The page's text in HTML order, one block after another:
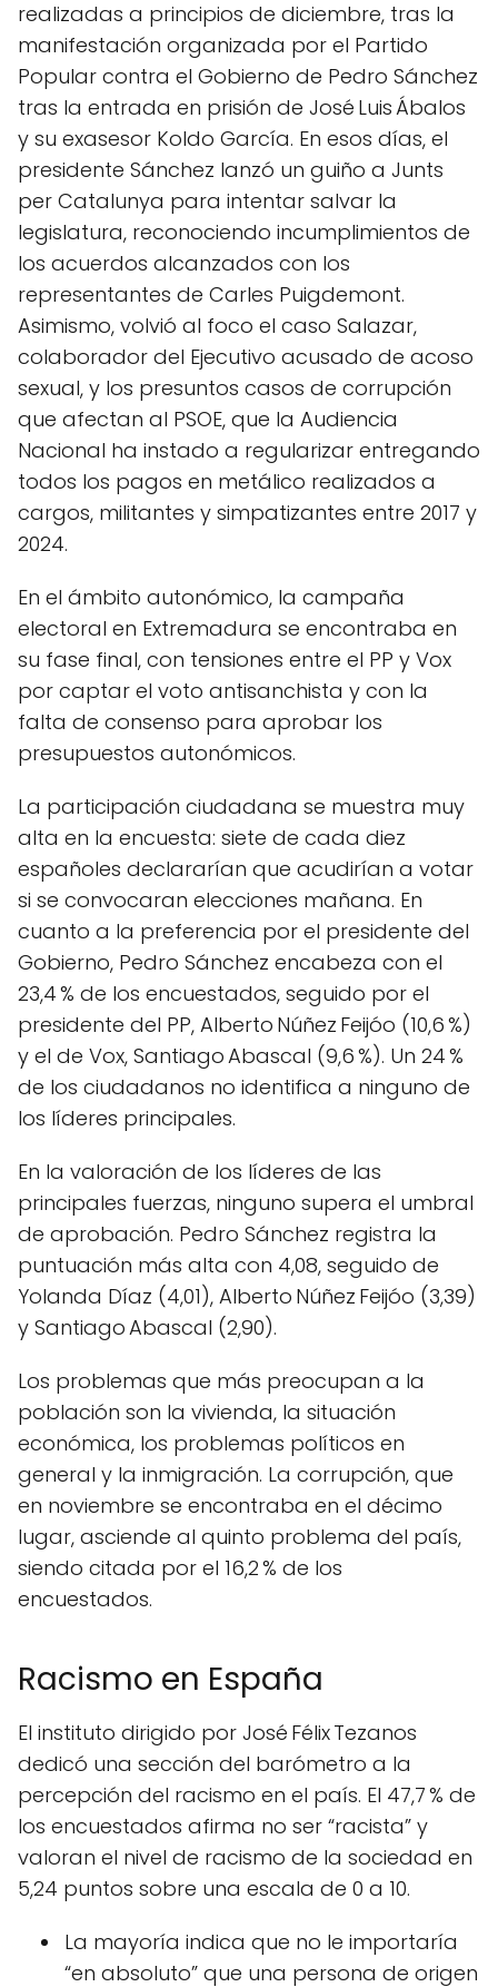
realizadas a principios de diciembre, tras la
manifestación organizada por el Partido
Popular contra el Gobierno de Pedro Sánchez
tras la entrada en prisión de José Luis Ábalos
y su exasesor Koldo García. En esos días, el
presidente Sánchez lanzó un guiño a Junts
per Catalunya para intentar salvar la
legislatura, reconociendo incumplimientos de
los acuerdos alcanzados con los
representantes de Carles Puigdemont.
Asimismo, volvió al foco el caso Salazar,
colaborador del Ejecutivo acusado de acoso
sexual, y los presuntos casos de corrupción
que afectan al PSOE, que la Audiencia
Nacional ha instado a regularizar entregando
todos los pagos en metálico realizados a
cargos, militantes y simpatizantes entre 2017 y
2024.
En el ámbito autonómico, la campaña
electoral en Extremadura se encontraba en
su fase final, con tensiones entre el PP y Vox
por captar el voto antisanchista y con la
falta de consenso para aprobar los
presupuestos autonómicos.
La participación ciudadana se muestra muy
alta en la encuesta: siete de cada diez
españoles declararían que acudirían a votar
si se convocaran elecciones mañana. En
cuanto a la preferencia por el presidente del
Gobierno, Pedro Sánchez encabeza con el
23,4 % de los encuestados, seguido por el
presidente del PP, Alberto Núñez Feijóo (10,6 %)
y el de Vox, Santiago Abascal (9,6 %). Un 24 %
de los ciudadanos no identifica a ninguno de
los líderes principales.
En la valoración de los líderes de las
principales fuerzas, ninguno supera el umbral
de aprobación. Pedro Sánchez registra la
puntuación más alta con 4,08, seguido de
Yolanda Díaz (4,01), Alberto Núñez Feijóo (3,39)
y Santiago Abascal (2,90).
Los problemas que más preocupan a la
población son la vivienda, la situación
económica, los problemas políticos en
general y la inmigración. La corrupción, que
en noviembre se encontraba en el décimo
lugar, asciende al quinto problema del país,
siendo citada por el 16,2 % de los
encuestados.
Racismo en España
El instituto dirigido por José Félix Tezanos
dedicó una sección del barómetro a la
percepción del racismo en el país. El 47,7 % de
los encuestados afirma no ser “racista” y
valoran el nivel de racismo de la sociedad en
5,24 puntos sobre una escala de 0 a 10.
La mayoría indica que no le importaría
“en absoluto” que una persona de origen